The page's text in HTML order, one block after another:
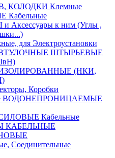
КОЛОДКИ Клемные
к ним (Углы ,
для Электроустановки
ШТЫРЬЕВЫЕ
(НКИ,
Коробки
ВОДОНЕПРОНИЦАЕМЫЕ
Кабельные
КАБЕЛЬНЫЕ
Соединительные